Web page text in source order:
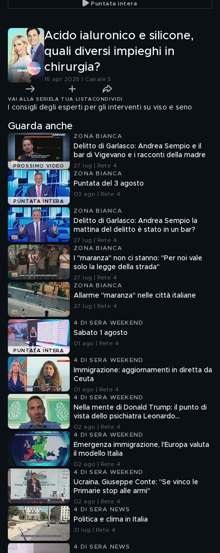
Puntata intera
Acido ialuronico e silicone,
quali diversi impieghi in
chirurgia?
16 apr 2025 | Canale 5
VAI ALLA SERIE LA TUA LISTA CONDIVIDI
I consigli degli esperti per gli interventi su viso e seno
Guarda anche
PROSSIMO VIDEO
ZONA BIANCA
Delitto di Garlasco: Andrea Sempio e il
bar di Vigevano e i racconti della madre
27 lug | Rete 4
PUNTATA INTERA
ZONA BIANCA
Puntata del 3 agosto
03 ago | Rete 4
ZONA BIANCA
Delitto di Garlasco: Andrea Sempio la
mattina del delitto è stato in un bar?
27 lug | Rete 4
ZONA BIANCA
I "maranza" non ci stanno: "Per noi vale
solo la legge della strada"
27 lug | Rete 4
ZONA BIANCA
Allarme "maranza" nelle città italiane
27 lug | Rete 4
PUNTATA INTERA
4 DI SERA WEEKEND
Sabato 1 agosto
01 ago | Rete 4
4 DI SERA WEEKEND
Immigrazione: aggiornamenti in diretta da
Ceuta
01 ago | Rete 4
4 DI SERA WEEKEND
Nella mente di Donald Trump: il punto di
vista dello psichiatra Leonardo
Mendolicchio
02 ago | Rete 4
4 DI SERA WEEKEND
Emergenza immigrazione, l'Europa valuta
il modello Italia
02 ago | Rete 4
4 DI SERA WEEKEND
Ucraina, Giuseppe Conte: "Se vinco le
Primarie stop alle armi"
02 ago | Rete 4
4 DI SERA NEWS
Politica e clima in Italia
31 lug | Rete 4
4 DI SERA NEWS